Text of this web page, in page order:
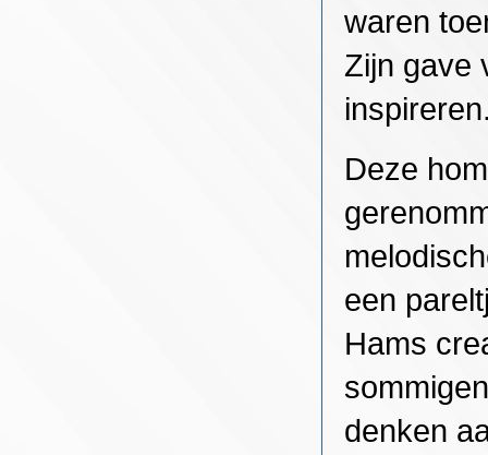
waren
Zijn gave
Deze
een
Hams
denken